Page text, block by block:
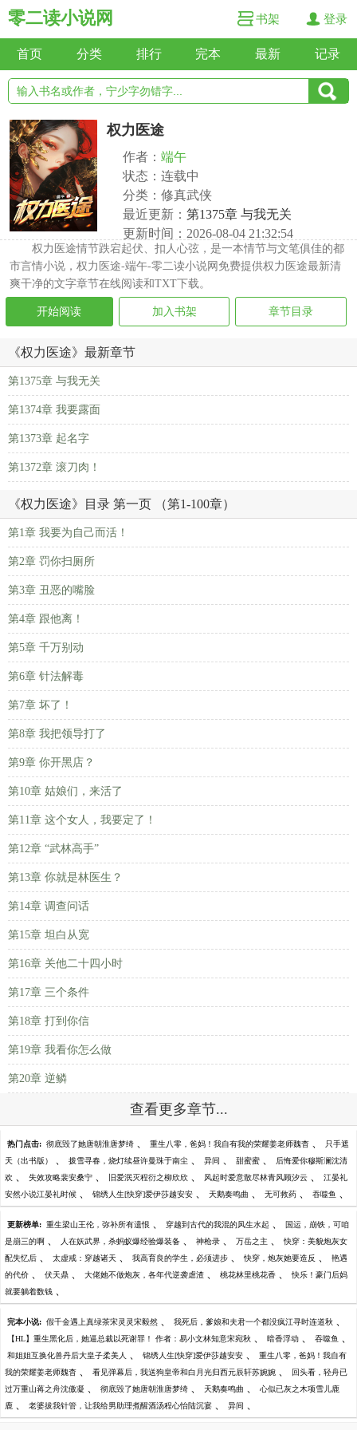
零二读小说网 书架 登录
首页 分类 排行 完本 最新 记录
权力医途
作者： 端午
状态：连载中
分类：修真武侠
最近更新： 第1375章 与我无关
更新时间：2026-08-04 21:32:54
权力医途情节跌宕起伏、扣人心弦，是一本情节与文笔俱佳的都
市言情小说，权力医途-端午-零二读小说网免费提供权力医途最新清
爽干净的文字章节在线阅读和TXT下载。
开始阅读 加入书架 章节目录
《权力医途》最新章节
第1375章 与我无关
第1374章 我要露面
第1373章 起名字
第1372章 滚刀肉！
《权力医途》目录 第一页 （第1-100章）
第1章 我要为自己而活！
第2章 罚你扫厕所
第3章 丑恶的嘴脸
第4章 跟他离！
第5章 千万别动
第6章 针法解毒
第7章 坏了！
第8章 我把领导打了
第9章 你开黑店？
第10章 姑娘们，来活了
第11章 这个女人，我要定了！
第12章 “武林高手”
第13章 你就是林医生？
第14章 调查问话
第15章 坦白从宽
第16章 关他二十四小时
第17章 三个条件
第18章 打到你信
第19章 我看你怎么做
第20章 逆鳞
查看更多章节...
热门点击: 彻底毁了她唐朝淮唐梦绮 、 重生八零，爸妈！我自有我的荣耀姜老师魏杳 、 只手遮
天（出书版） 、 拨雪寻春，烧灯续昼许曼珠于南尘 、 异间 、 甜蜜蜜 、 后悔爱你穆斯澜沈清
欢 、 失效攻略裴安桑宁 、 旧爱泯灭程衍之柳欣欣 、 风起时爱意散尽林青风顾汐云 、 江晏礼
安然小说江晏礼时候 、 锦绣人生[快穿]爱伊莎越安安 、 天鹅奏鸣曲 、 无可救药 、 吞噬鱼 、
更新榜单: 重生梁山王伦，弥补所有遗恨 、 穿越到古代的我混的风生水起 、 国运，崩铁，可咱
是崩三的啊 、 人在妖武界，杀蚂蚁爆经验爆装备 、 神枪录 、 万岳之主 、 快穿：美貌炮灰女
配失忆后 、 太虚戒：穿越诸天 、 我高育良的学生，必须进步 、 快穿，炮灰她要造反 、 艳遇
的代价 、 伏天鼎 、 大佬她不做炮灰，各年代逆袭虐渣 、 桃花林里桃花香 、 快乐！豪门后妈
就要躺着数钱 、
完本小说: 假千金遇上真绿茶宋灵灵宋毅然 、 我死后，爹娘和夫君一个都没疯江寻时连道秋 、
【HL】重生黑化后，她逼总裁以死谢罪！ 作者：易小文林知意宋宛秋 、 暗香浮动 、 吞噬鱼 、
和姐姐互换化兽丹后大皇子柔美人 、 锦绣人生[快穿]爱伊莎越安安 、 重生八零，爸妈！我自有
我的荣耀姜老师魏杳 、 看见弹幕后，我送狗皇帝和白月光归西元辰轩苏婉婉 、 回头看，轻舟已
过万重山蒋之舟沈傲凝 、 彻底毁了她唐朝淮唐梦绮 、 天鹅奏鸣曲 、 心似已灰之木项雪儿鹿
鹿 、 老婆拔我针管，让我给男助理煮醒酒汤程心怡陆沉宴 、 异间 、